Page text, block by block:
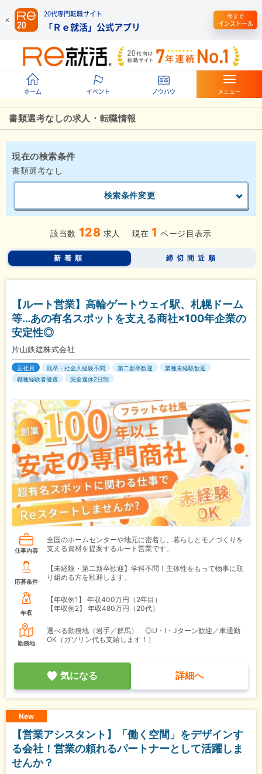
20代専門転職サイト
「Ｒｅ就活」公式アプリ
今すぐ
インストール
ホーム イベント ノウハウ メニュー
書類選考なしの求人・転職情報
現在の検索条件
書類選考なし
検索条件変更
該当数 128 求人 現在 1 ページ目表示
新着順 締切間近順
【ルート営業】高輪ゲートウェイ駅、札幌ドーム
等…あの有名スポットを支える商社×100年企業の
安定性◎
片山鉄建株式会社
正社員 既卒・社会人経験不問 第二新卒歓迎
業種未経験歓迎
職種経験者優遇
完全週休2日制
仕事内容
全国のホームセンターや地元に密着し、暮らしとモノづくりを
支える資材を提案するルート営業です。
応募条件
【未経験・第二新卒歓迎】学科不問！主体性をもって物事に取
り組める方を歓迎します。
年収
【年収例1】
年収400万円（2年目）
【年収例2】
年収480万円（20代）
勤務地
選べる勤務地（岩手／群馬） ◎U・I・Jターン歓迎／車通勤
OK（ガソリン代も支給します！）
気になる 詳細へ
New
【営業アシスタント】「働く空間」をデザインす
る会社！営業の頼れるパートナーとして活躍しま
せんか？